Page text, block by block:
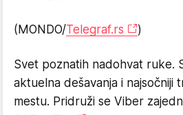
(MONDO/Telegraf.rs )
Svet poznatih nadohvat ruke.
aktuelna dešavanja i najsočniji
mestu. Pridruži se Viber